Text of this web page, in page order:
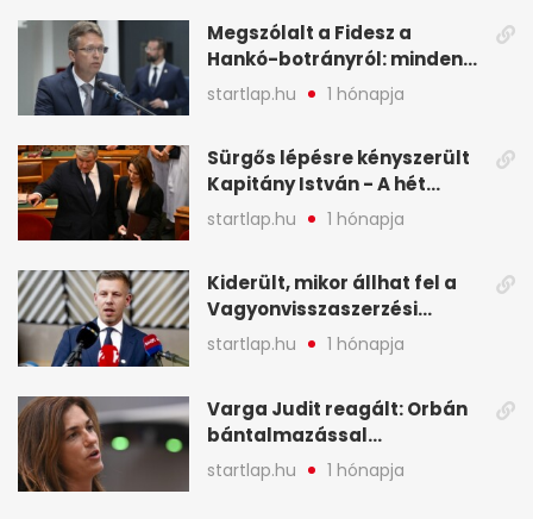
A hét legfontosabb hírei
képekben
Megszólalt a Fidesz a
Hankó-botrányról: minden
forint jó helyre ment - A hét
legfontosabb hírei
startlap.hu 1 hónapja
Sürgős lépésre kényszerült
Kapitány István - A hét
legfontosabb hírei
képekben
startlap.hu 1 hónapja
Kiderült, mikor állhat fel a
Vagyonvisszaszerzési
Hivatal - A hét legfontosabb
hírei képekben
startlap.hu 1 hónapja
Varga Judit reagált: Orbán
bántalmazással
kapcsolatban emlegette - A
hét legfontosabb hírei
startlap.hu 1 hónapja